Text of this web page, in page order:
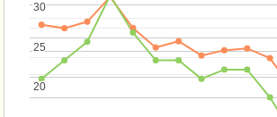
20
20
25
25
30
30